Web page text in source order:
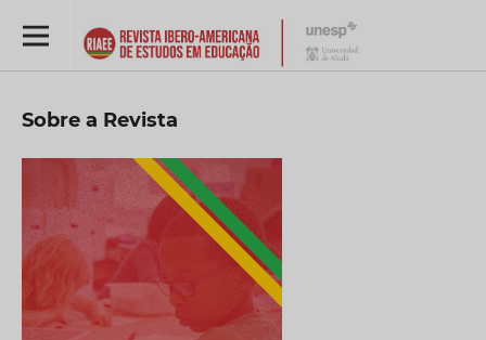
Sobre a Revista